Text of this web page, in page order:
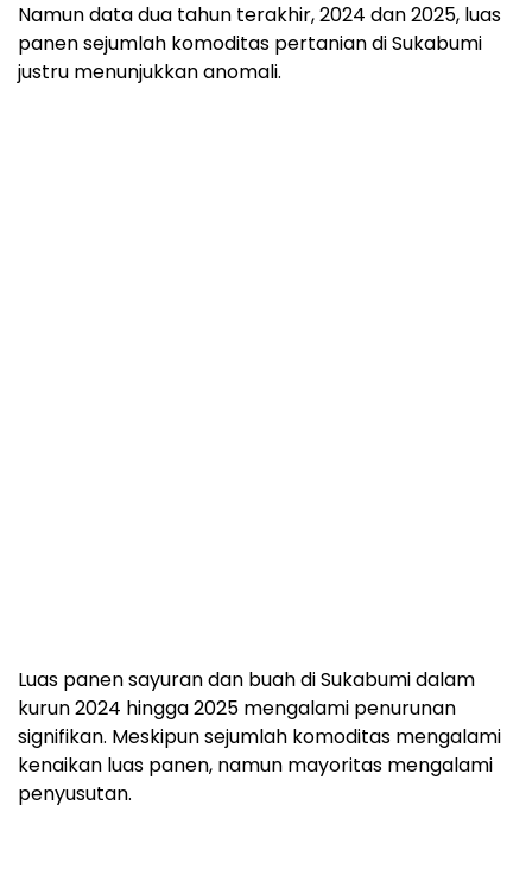
Namun data dua tahun terakhir, 2024 dan 2025, luas
panen sejumlah komoditas pertanian di Sukabumi
justru menunjukkan anomali.
Luas panen sayuran dan buah di Sukabumi dalam
kurun 2024 hingga 2025 mengalami penurunan
signifikan. Meskipun sejumlah komoditas mengalami
kenaikan luas panen, namun mayoritas mengalami
penyusutan.